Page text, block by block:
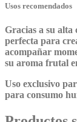
Usos recomendados
Gracias a su
perfecta para
acompañar
su aroma frutal
Uso exclusivo
para consumo